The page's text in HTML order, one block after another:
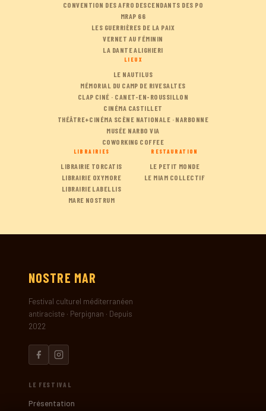
CONVENTION DES AFRO DESCENDANTS DES PO
MRAP 66
LES GUERRIÈRES DE LA PAIX
VERNET AU FÉMININ
LA DANTE ALIGHIERI
LIEUX
LE NAUTILUS
MÉMORIAL DU CAMP DE RIVESALTES
CLAP CINÉ · CANET-EN-ROUSSILLON
CINÉMA CASTILLET
THÉÂTRE+CINÉMA SCÈNE NATIONALE · NARBONNE
MUSÉE NARBO VIA
COWORKING COFFEE
LIBRAIRIES
LIBRAIRIE TORCATIS
LIBRAIRIE OXYMORE
LIBRAIRIE LABELLIS
MARE NOSTRUM
RESTAURATION
LE PETIT MONDE
LE MIAM COLLECTIF
NOSTRE MAR
Festival culturel méditerranéen
antiraciste · Perpignan · Depuis
2022
LE FESTIVAL
Présentation